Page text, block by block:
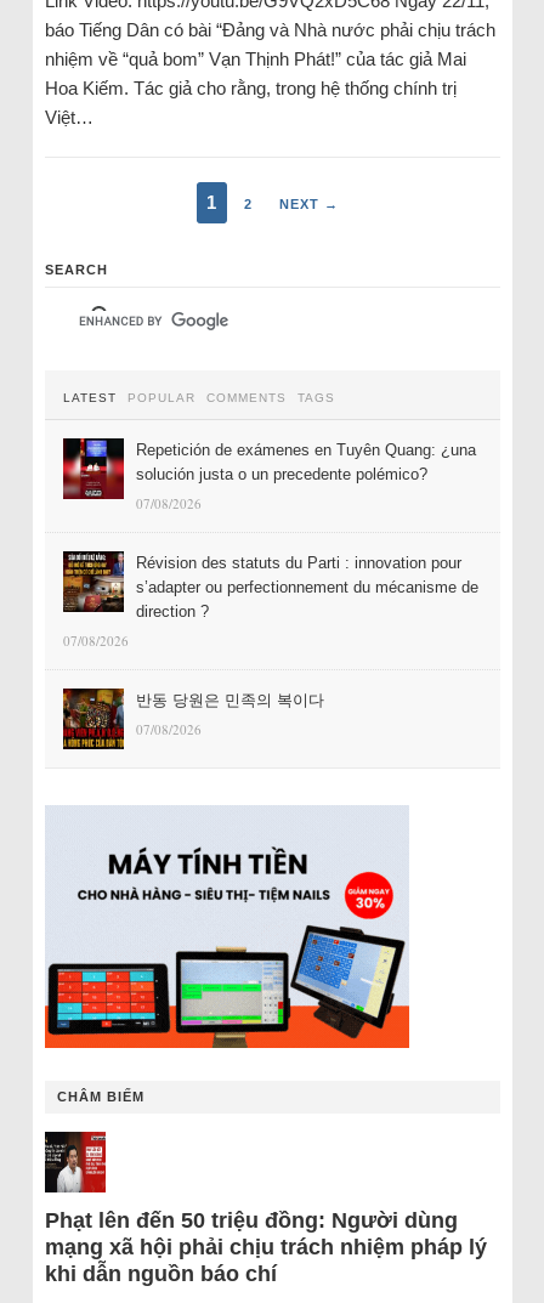
báo Tiếng Dân có bài “Đảng và Nhà nước phải chịu trách
nhiệm về “quả bom” Vạn Thịnh Phát!” của tác giả Mai
Hoa Kiếm. Tác giả cho rằng, trong hệ thống chính trị
Việt…
1 2 NEXT →
SEARCH
LATEST POPULAR COMMENTS TAGS
Repetición de exámenes en Tuyên Quang: ¿una
solución justa o un precedente polémico?
07/08/2026
Révision des statuts du Parti : innovation pour
s’adapter ou perfectionnement du mécanisme de
direction ?
07/08/2026
반동 당원은 민족의 복이다
07/08/2026
CHÂM BIẾM
Phạt lên đến 50 triệu đồng: Người dùng
mạng xã hội phải chịu trách nhiệm pháp lý
khi dẫn nguồn báo chí